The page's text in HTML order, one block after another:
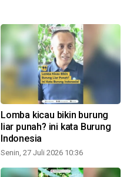
Lomba kicau bikin burung
liar punah? ini kata Burung
Indonesia
Senin, 27 Juli 2026 10:36